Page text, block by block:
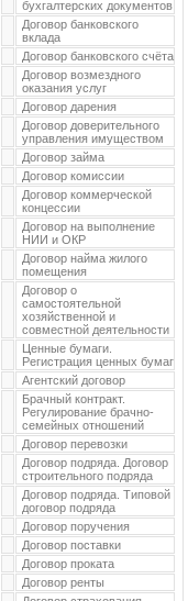
бухгалтерских документов
Договор банковского
вклада
Договор банковского счёта
Договор возмездного
оказания услуг
Договор дарения
Договор доверительного
управления имуществом
Договор займа
Договор комиссии
Договор коммерческой
концессии
Договор на выполнение
НИИ и ОКР
Договор найма жилого
помещения
Договор о
самостоятельной
хозяйственной и
совместной деятельности
Ценные бумаги.
Регистрация ценных бумаг
Агентский договор
Брачный контракт.
Регулирование брачно-
семейных отношений
Договор перевозки
Договор подряда. Договор
строительного подряда
Договор подряда. Типовой
договор подряда
Договор поручения
Договор поставки
Договор проката
Договор ренты